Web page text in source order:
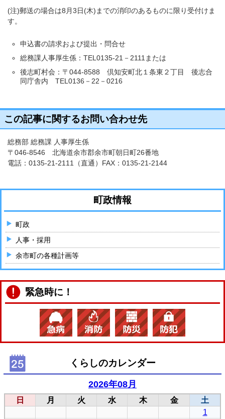
(注)郵送の場合は8月3日(木)までの消印のあるものに限り受付けま
す。
申込書の請求および提出・問合せ
総務課人事厚生係：TEL0135-21－2111または
後志町村会：〒044-8588 倶知安町北１条東２丁目 後志合
同庁舎内 TEL0136－22－0216
この記事に関するお問い合わせ先
総務部 総務課 人事厚生係
〒046-8546 北海道余市郡余市町朝日町26番地
電話： 0135-21-2111 （直通）FAX：0135-21-2144
町政情報
町政
人事・採用
余市町の各種計画等
緊急時に！
くらしのカレンダー